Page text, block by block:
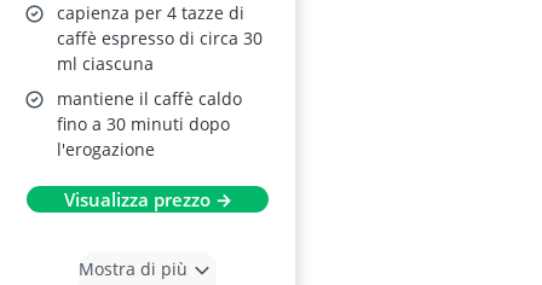
capienza per 4 tazze di
caffè espresso di circa 30
ml ciascuna
mantiene il caffè caldo
fino a 30 minuti dopo
l'erogazione
Visualizza prezzo →
Mostra di più